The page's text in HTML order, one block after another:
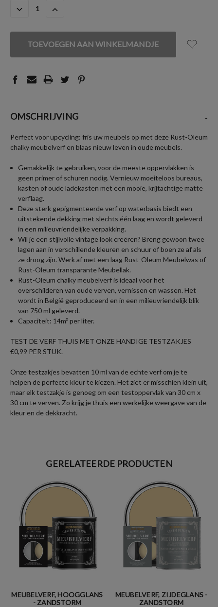
HOEVEELHEID
VAN
UNDEFINED
HOEVEELHEID
VAN
UNDEFINED
OMSCHRIJVING -
Perfect voor upcycling: fris uw meubels op met deze Rust-Oleum
chalky meubelverf en blaas nieuw leven in oude meubels.
Gemakkelijk te gebruiken, voor de meeste oppervlakken is
geen primer of schuren nodig. Vernieuw moeiteloos bureaus,
kasten of oude ladekasten met een mooie, krijtachtige matte
verflaag.
Deze sterk gepigmenteerde verf op waterbasis biedt een
uitstekende dekking met slechts één laag en wordt geleverd
in een milieuvriendelijke verpakking.
Wil je een stijlvolle vintage look creëren? Breng gewoon twee
lagen aan in verschillende kleuren en schuur of boen ze af als
ze droog zijn. Werk af met een laag Rust-Oleum Meubelwas of
Rust-Oleum transparante Meubellak.
Rust-Oleum chalky meubelverf is ideaal voor het
overschilderen van oude verven, vernissen en wassen. Het
wordt in België geproduceerd en in een milieuvriendelijk blik
van 750 ml geleverd.
Capaciteit: 14m² per liter.
TEST DE VERF THUIS MET ONZE HANDIGE TESTZAKJES
€0,99 PER STUK.
Onze testzakjes bevatten 10 ml van de echte verf om je te
helpen de perfecte kleur te kiezen. Het ziet er misschien klein uit,
maar elk testzakje is genoeg om een testoppervlak van 30 cm x
30 cm te verven. Zo krijg je thuis een werkelijke weergave van de
kleur en de dekkracht.
GERELATEERDE PRODUCTEN
MEUBELVERF, HOOGGLANS
- ZANDSTORM
MEUBELVERF, ZIJDEGLANS -
ZANDSTORM